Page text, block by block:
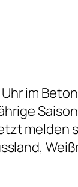
im
melden